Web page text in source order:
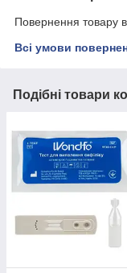
Повернення товару
Всі умови
Подібні товари